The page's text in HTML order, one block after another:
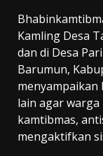
Kamling Desa
dan di Desa
Barumun,
menyampaikan
lain agar warga
kamtibmas,
mengaktifkan